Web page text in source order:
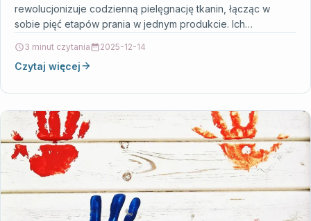
rewolucjonizuje codzienną pielęgnację tkanin, łącząc w
sobie pięć etapów prania w jednym produkcie. Ich
3 minut czytania 2025-12-14
Czytaj więcej